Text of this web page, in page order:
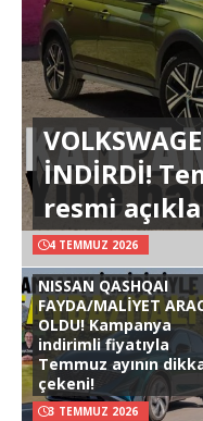
İNDİRDİ!
resmi
4 TEMMUZ 2026
NISSAN QASHQAI
FAYDA/MALİYET
OLDU! Kampanya
indirimli fiyatıyla
Temmuz ayının
çekeni!
3 TEMMUZ 2026